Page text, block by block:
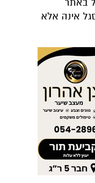
אינה אלא